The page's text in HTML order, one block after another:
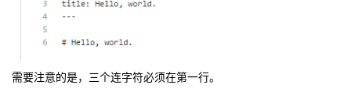
需要注意的是，三个连字符必须在第一行。